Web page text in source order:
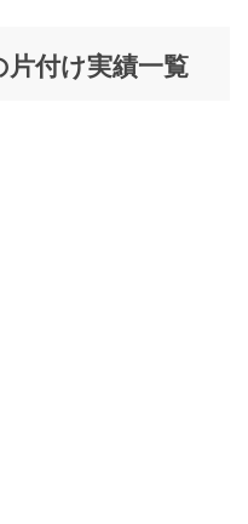
片付け実績一覧